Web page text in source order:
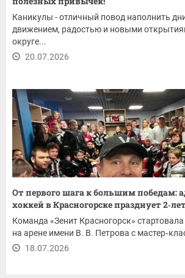
Каникулы - отличный повод наполнить
движением, радостью и новыми
округе...
20.07.2026
От первого шага к большим победам:
хоккей в Красногорске празднует
Команда «Зенит Красногорск»
на арене имени В. В. Петрова с
18.07.2026